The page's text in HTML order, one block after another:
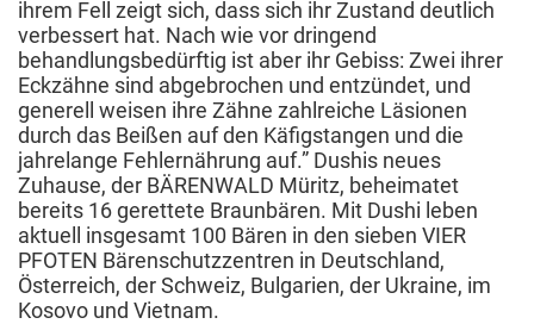
ihrem Fell zeigt sich, dass sich ihr Zustand deutlich
verbessert hat. Nach wie vor dringend
behandlungsbedürftig ist aber ihr Gebiss: Zwei ihrer
Eckzähne sind abgebrochen und entzündet, und
generell weisen ihre Zähne zahlreiche Läsionen
durch das Beißen auf den Käfigstangen und die
jahrelange Fehlernährung auf.” Dushis neues
Zuhause, der BÄRENWALD Müritz, beheimatet
bereits 16 gerettete Braunbären. Mit Dushi leben
aktuell insgesamt 100 Bären in den sieben VIER
PFOTEN Bärenschutzzentren in Deutschland,
Österreich, der Schweiz, Bulgarien, der Ukraine, im
Kosovo und Vietnam.